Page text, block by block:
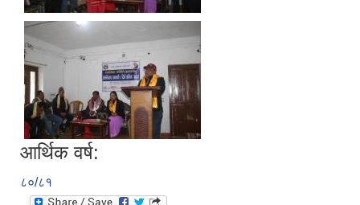
आर्थिक वर्ष:
८०/८१